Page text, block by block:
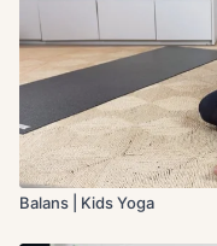
Balans | Kids Yoga